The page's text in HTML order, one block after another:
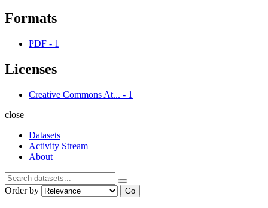
Formats
PDF - 1
Licenses
Creative Commons At... - 1
close
Datasets
Activity Stream
About
Order by Go